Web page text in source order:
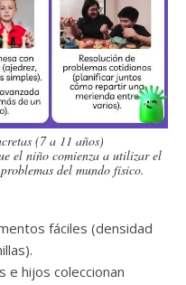
(7 a 11 años)
el niño comienza a utilizar el
del mundo físico.
fáciles (densidad
e hijos coleccionan